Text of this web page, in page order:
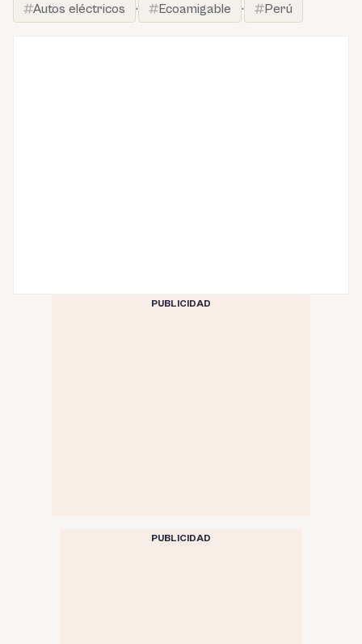
Autos eléctricos
· Ecoamigable · Perú
PUBLICIDAD
PUBLICIDAD